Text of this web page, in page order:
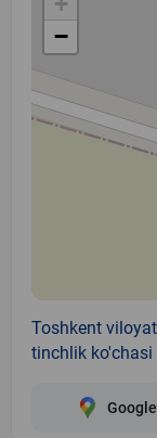
−
Toshkent
tinchlik ko'chasi